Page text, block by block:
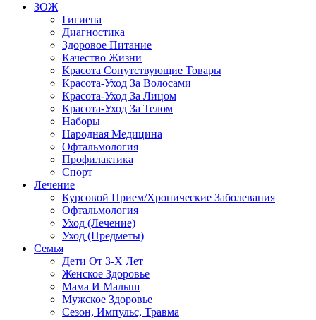
ЗОЖ
Гигиена
Диагностика
Здоровое Питание
Качество Жизни
Красота Сопутствующие Товары
Красота-Уход За Волосами
Красота-Уход За Лицом
Красота-Уход За Телом
Наборы
Народная Медицина
Офтальмология
Профилактика
Спорт
Лечение
Курсовой Прием/Хронические Заболевания
Офтальмология
Уход (Лечение)
Уход (Предметы)
Семья
Дети От 3-Х Лет
Женское Здоровье
Мама И Малыш
Мужское Здоровье
Сезон, Импульс, Травма